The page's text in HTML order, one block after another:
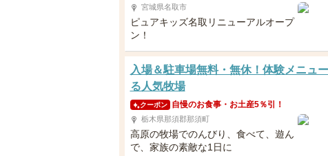
宮城県名取市
ピュアキッズ名取リニューアルオープ
ン！
入場＆駐車場無料・無休！体験メニュ
る人気牧場
クーポン 自慢のお食事・お土産5％引！
栃木県那須郡那須町
高原の牧場でのんびり、食べて、遊ん
で、家族の素敵な1日に